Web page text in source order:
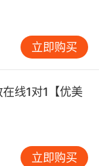
立即购买
线1对1【优美
立即购买